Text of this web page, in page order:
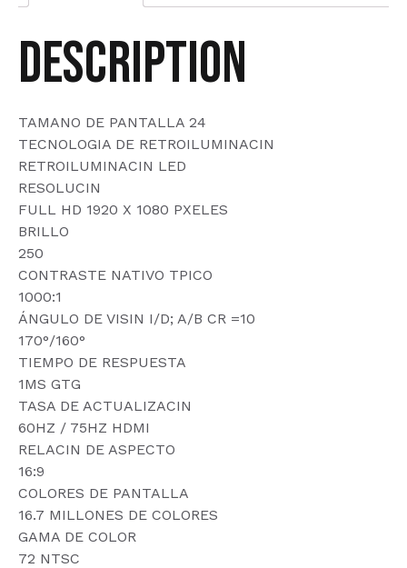
1.4
quantity
Description
TAMANO DE PANTALLA 24
TECNOLOGIA DE RETROILUMINACIN
RETROILUMINACIN LED
RESOLUCIN
FULL HD 1920 X 1080 PXELES
BRILLO
250
CONTRASTE NATIVO TPICO
1000:1
ÁNGULO DE VISIN I/D; A/B CR =10
170°/160°
TIEMPO DE RESPUESTA
1MS GTG
TASA DE ACTUALIZACIN
60HZ / 75HZ HDMI
RELACIN DE ASPECTO
16:9
COLORES DE PANTALLA
16.7 MILLONES DE COLORES
GAMA DE COLOR
72 NTSC